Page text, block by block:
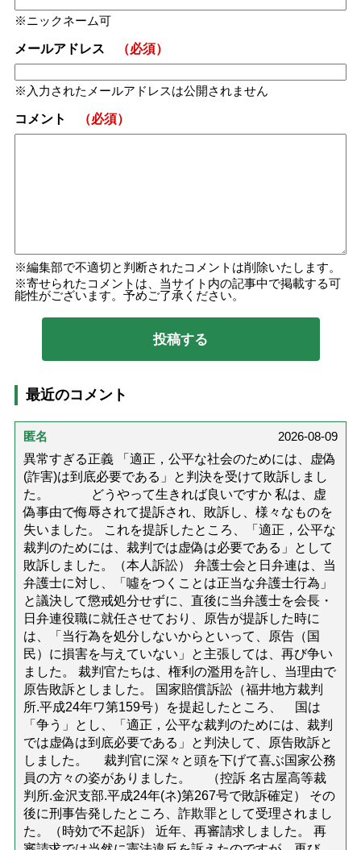
ニックネーム可
メールアドレス （必須）
入力されたメールアドレスは公開されません
コメント （必須）
編集部で不適切と判断されたコメントは削除いたします。
寄せられたコメントは、当サイト内の記事中で掲載する可
能性がございます。予めご了承ください。
最近のコメント
匿名
2026-08-09
異常すぎる正義 「適正，公平な社会のためには、虚偽
(詐害)は到底必要である」と判決を受けて敗訴しまし
た。 どうやって生きれば良いですか 私は、虚
偽事由で侮辱されて提訴され、敗訴し、様々なものを
失いました。 これを提訴したところ、「適正，公平な
裁判のためには、裁判では虚偽は必要である」として
敗訴しました。（本人訴訟） 弁護士会と日弁連は、当
弁護士に対し、「噓をつくことは正当な弁護士行為」
と議決して懲戒処分せずに、直後に当弁護士を会長・
日弁連役職に就任させており、原告が提訴した時に
は、「当行為を処分しないからといって、原告（国
民）に損害を与えていない」と主張しては、再び争い
ました。 裁判官たちは、権利の濫用を許し、当理由で
原告敗訴としました。 国家賠償訴訟（福井地方裁判
所.平成24年ワ第159号）を提起したところ、 国は
「争う」とし、「適正，公平な裁判のためには、裁判
では虚偽は到底必要である」と判決して、原告敗訴と
しました。 裁判官に深々と頭を下げて喜ぶ国家公務
員の方々の姿がありました。 （控訴 名古屋高等裁
判所.金沢支部.平成24年(ネ)第267号で敗訴確定） その
後に刑事告発したところ、詐欺罪として受理されまし
た。（時効で不起訴） 近年、再審請求しました。 再